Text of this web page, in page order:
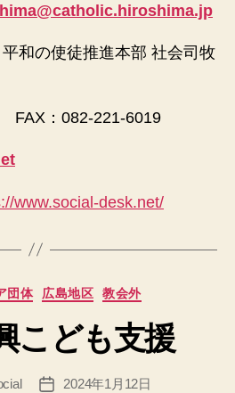
和の使徒推進本部 社会司牧
FAX：082-221-6019
www.social-desk.net/
カ
ゴ
リ
団体 広島地区 教会外
こども支援
投
2024年1月12日